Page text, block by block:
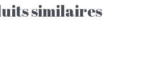
similaires